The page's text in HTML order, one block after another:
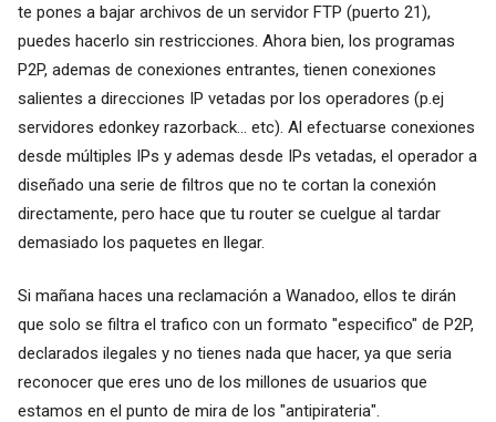
te pones a bajar archivos de un servidor FTP (puerto 21),
puedes hacerlo sin restricciones. Ahora bien, los programas
P2P, ademas de conexiones entrantes, tienen conexiones
salientes a direcciones IP vetadas por los operadores (p.ej
servidores edonkey razorback... etc). Al efectuarse conexiones
desde múltiples IPs y ademas desde IPs vetadas, el operador a
diseñado una serie de filtros que no te cortan la conexión
directamente, pero hace que tu router se cuelgue al tardar
demasiado los paquetes en llegar.
Si mañana haces una reclamación a Wanadoo, ellos te dirán
que solo se filtra el trafico con un formato "especifico" de P2P,
declarados ilegales y no tienes nada que hacer, ya que seria
reconocer que eres uno de los millones de usuarios que
estamos en el punto de mira de los "antipirateria".